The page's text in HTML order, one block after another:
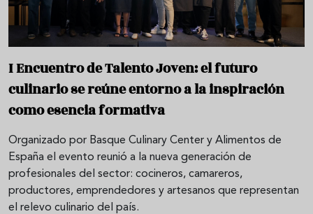
I Encuentro de Talento Joven: el futuro
culinario se reúne entorno a la inspiración
como esencia formativa
Organizado por Basque Culinary Center y Alimentos de
España el evento reunió a la nueva generación de
profesionales del sector: cocineros, camareros,
productores, emprendedores y artesanos que representan
el relevo culinario del país.